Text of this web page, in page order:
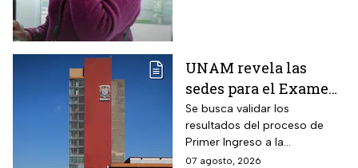
UNAM revela las
sedes para el Examen
de control 2026;
consulta dónde será
Se busca validar los
resultados del proceso de
Primer Ingreso a la
Licenciatura luego de
07 agosto, 2026